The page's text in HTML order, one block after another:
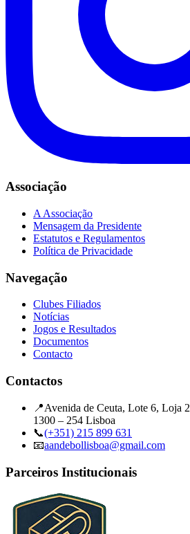
Associação
A Associação
Mensagem da Presidente
Estatutos e Regulamentos
Política de Privacidade
Navegação
Clubes Filiados
Notícias
Jogos e Resultados
Documentos
Contacto
Contactos
📍Avenida de Ceuta, Lote 6, Loja 2
1300 – 254 Lisboa
📞(+351) 215 899 631
📧aandebollisboa@gmail.com
Parceiros Institucionais